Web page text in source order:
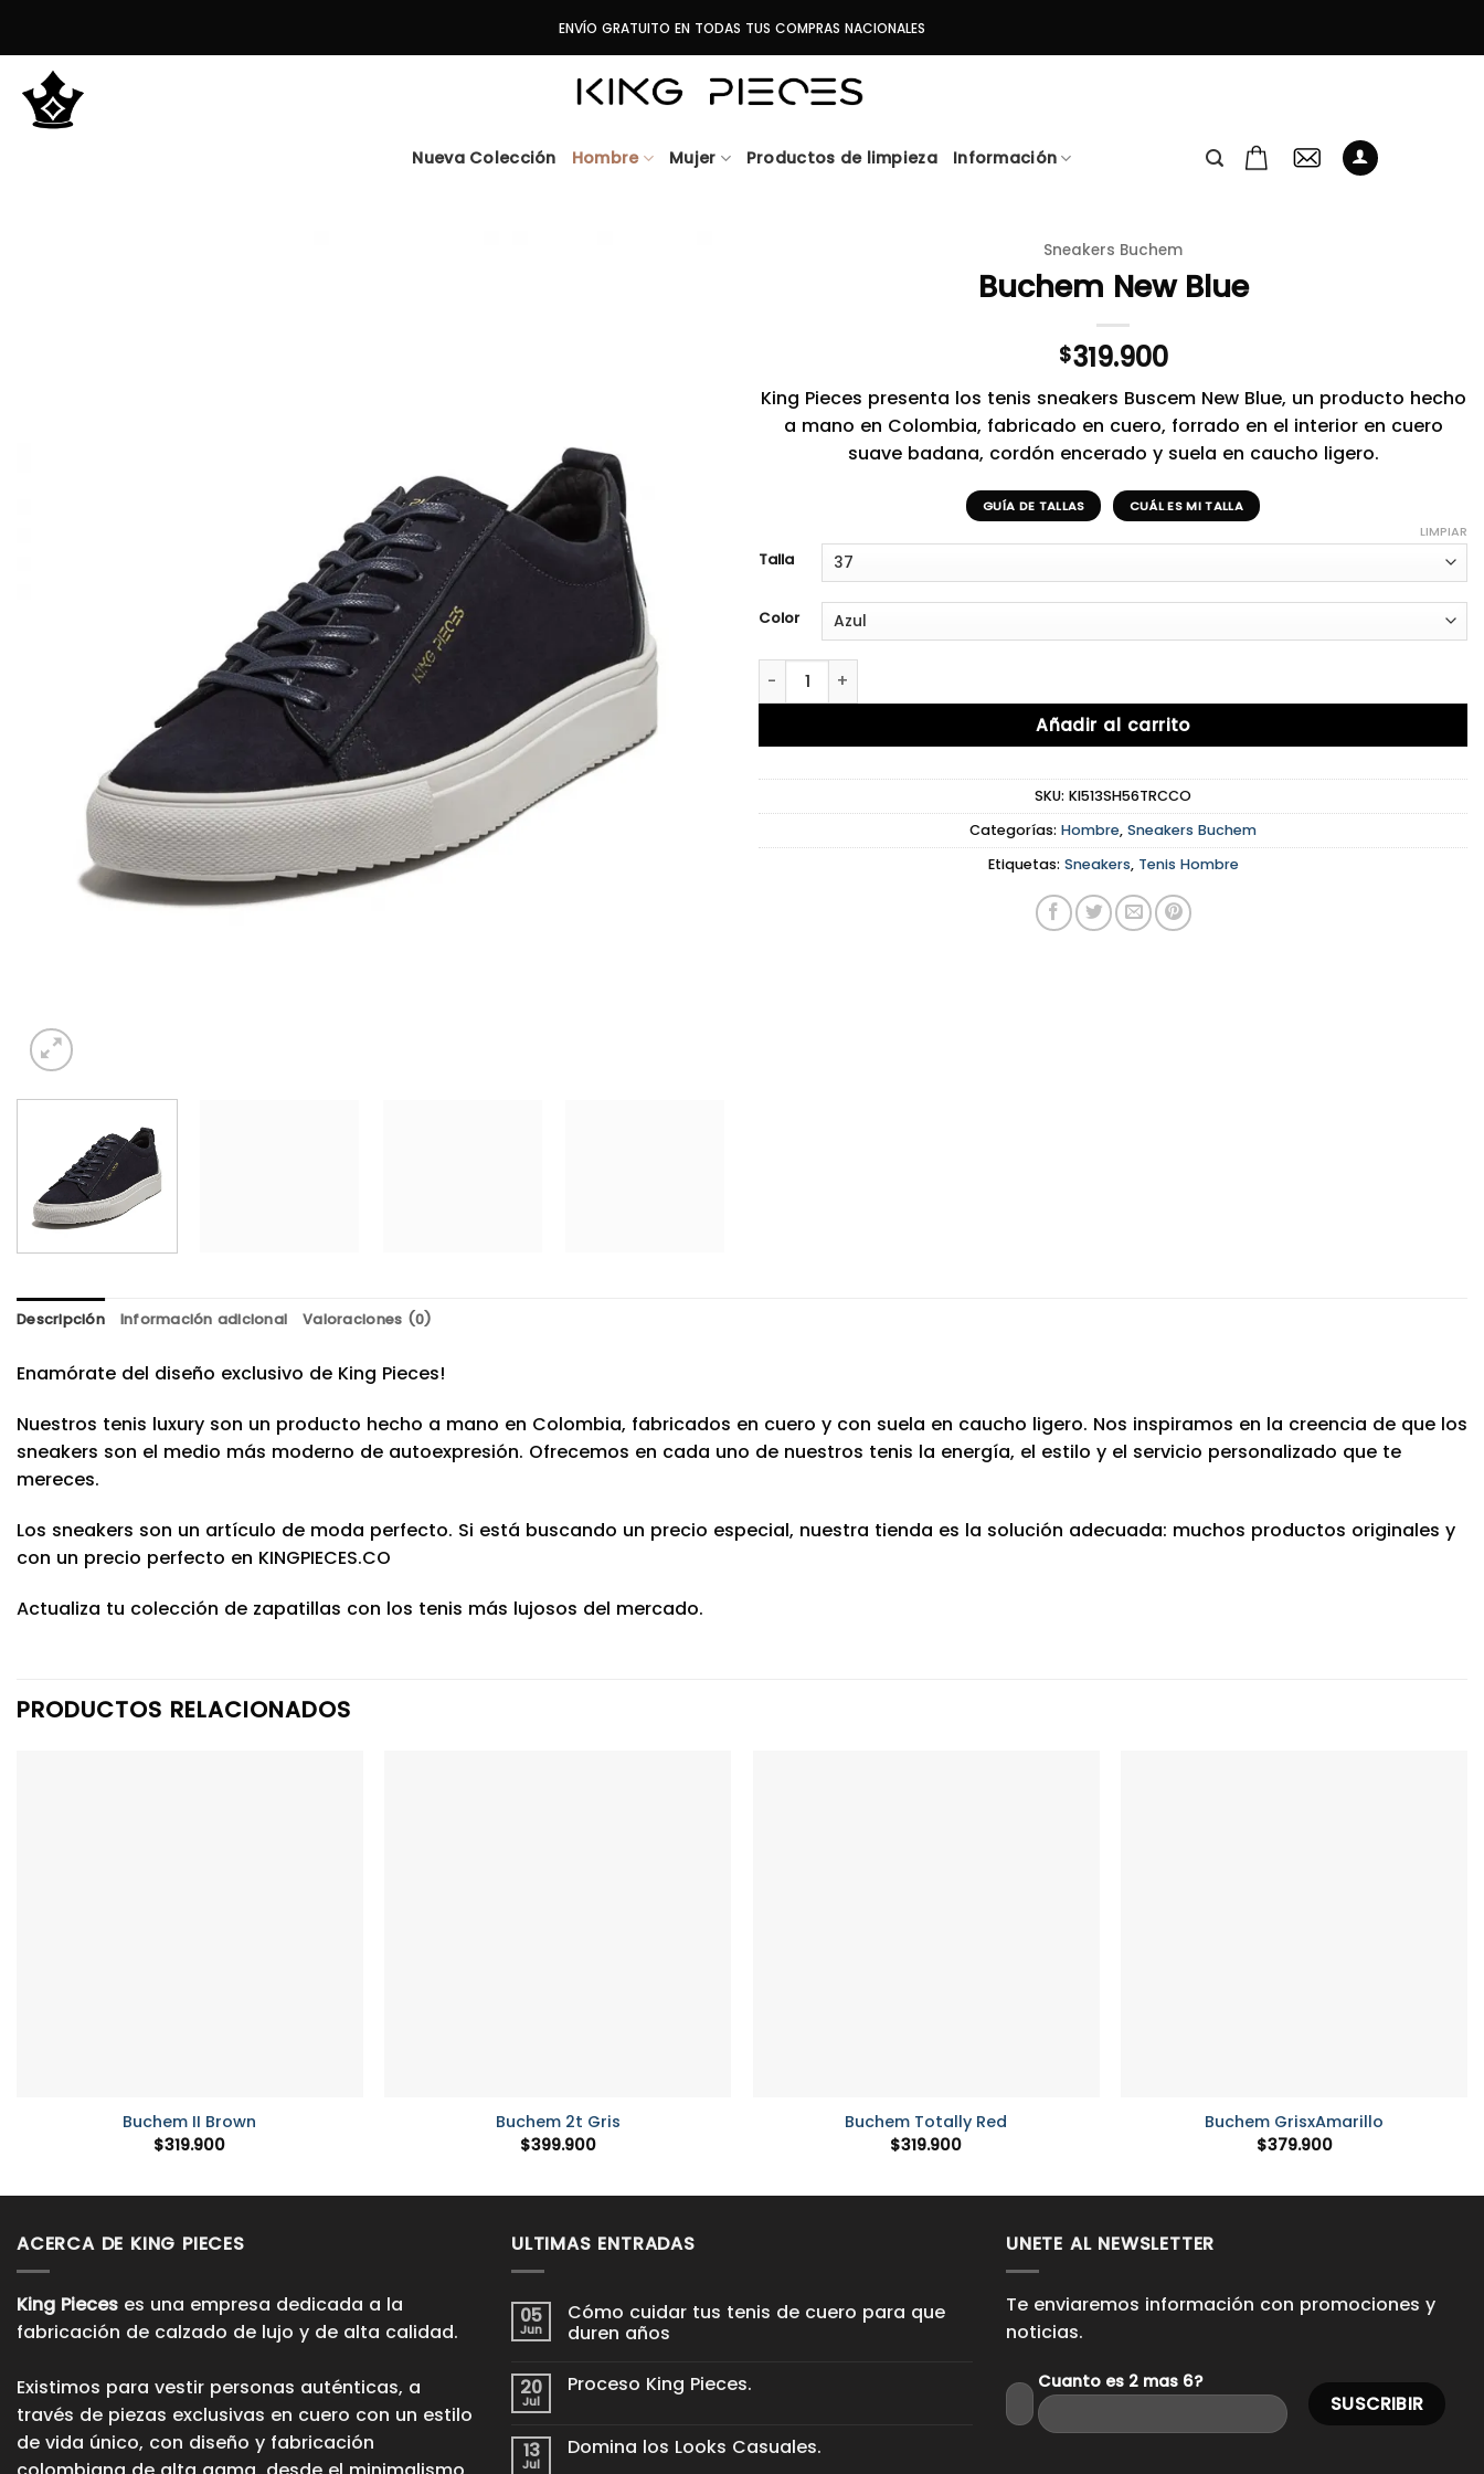
contenido
ENVÍO GRATUITO EN TODAS TUS COMPRAS NACIONALES
Nueva Colección Hombre Mujer Productos de limpieza Información
Sneakers Buchem
Buchem New Blue
$319.900
King Pieces presenta los tenis sneakers Buscem New Blue, un producto hecho
a mano en Colombia, fabricado en cuero, forrado en el interior en cuero
suave badana, cordón encerado y suela en caucho ligero.
GUÍA DE TALLAS CUÁL ES MI TALLA
Talla
Color
LIMPIAR
Buchem New Blue cantidad
Añadir al carrito
SKU: KI513SH56TRCCO
Categorías: Hombre, Sneakers Buchem
Etiquetas: Sneakers, Tenis Hombre
Descripción Información adicional Valoraciones (0)
Enamórate del diseño exclusivo de King Pieces!
Nuestros tenis luxury son un producto hecho a mano en Colombia, fabricados en cuero y con suela en caucho ligero. Nos inspiramos en la creencia de que los
sneakers son el medio más moderno de autoexpresión. Ofrecemos en cada uno de nuestros tenis la energía, el estilo y el servicio personalizado que te
mereces.
Los sneakers son un artículo de moda perfecto. Si está buscando un precio especial, nuestra tienda es la solución adecuada: muchos productos originales y
con un precio perfecto en KINGPIECES.CO
Actualiza tu colección de zapatillas con los tenis más lujosos del mercado.
PRODUCTOS RELACIONADOS
Buchem II Brown
$319.900
Buchem 2t Gris
$399.900
Buchem Totally Red
$319.900
Buchem GrisxAmarillo
$379.900
ACERCA DE KING PIECES
King Pieces es una empresa dedicada a la
fabricación de calzado de lujo y de alta calidad.
Existimos para vestir personas auténticas, a
través de piezas exclusivas en cuero con un estilo
de vida único, con diseño y fabricación
ULTIMAS ENTRADAS
05
Jun
Cómo cuidar tus tenis de cuero para que
duren años
comentarios
tus
tenis
20
Jul
Proceso King Pieces.
en
13
Jul
Domina los Looks Casuales.
UNETE AL NEWSLETTER
Te enviaremos información con promociones y
noticias.
Cuanto es 2 mas 6?